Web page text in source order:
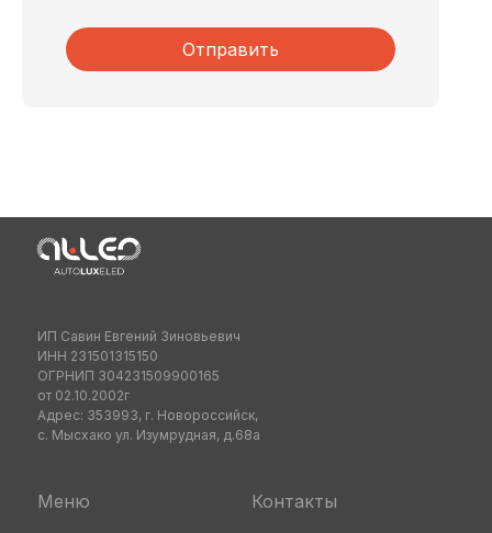
Отправить
ИП Савин Евгений Зиновьевич
ИНН 231501315150
ОГРНИП 304231509900165
от 02.10.2002г
Адрес: 353993, г. Новороссийск,
с. Мысхако ул. Изумрудная, д.68а
Меню Контакты